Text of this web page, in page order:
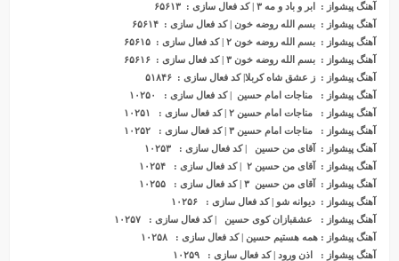
آهنگ پیشواز : ابر و باد و مه ۳ | کد فعال سازی : ۶۵۶۱۳
آهنگ پیشواز : بسم الله روضه خون | کد فعال سازی : ۶۵۶۱۴
آهنگ پیشواز : بسم الله روضه خون ۲ | کد فعال سازی : ۶۵۶۱۵
آهنگ پیشواز : بسم الله روضه خون ۳ | کد فعال سازی : ۶۵۶۱۶
آهنگ پیشواز : ز عشق شاه کربلا| کد فعال سازی : ۵۱۸۴۶
آهنگ پیشواز : مناجات امام حسین | کد فعال سازی : ۱۰۲۵۰
آهنگ پیشواز : مناجات امام حسین ۲ | کد فعال سازی : ۱۰۲۵۱
آهنگ پیشواز : مناجات امام حسین ۳ | کد فعال سازی : ۱۰۲۵۲
آهنگ پیشواز : آقای من حسین | کد فعال سازی : ۱۰۲۵۳
آهنگ پیشواز : آقای من حسین ۲ | کد فعال سازی : ۱۰۲۵۴
آهنگ پیشواز : آقای من حسین ۳ | کد فعال سازی : ۱۰۲۵۵
آهنگ پیشواز : دیوانه شو | کد فعال سازی : ۱۰۲۵۶
آهنگ پیشواز : عشقبازان کوی حسین | کد فعال سازی : ۱۰۲۵۷
آهنگ پیشواز : همه هستیم حسین | کد فعال سازی : ۱۰۲۵۸
آهنگ پیشواز : اذن ورود | کد فعال سازی : ۱۰۲۵۹